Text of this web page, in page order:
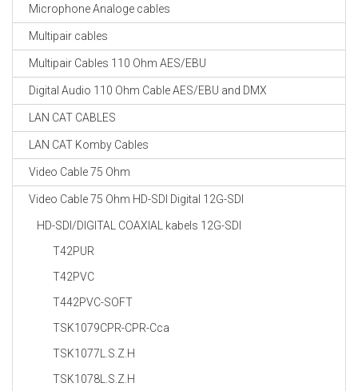
Microphone Analoge cables
Multipair cables
Multipair Cables 110 Ohm AES/EBU
Digital Audio 110 Ohm Cable AES/EBU and DMX
LAN CAT CABLES
LAN CAT Komby Cables
Video Cable 75 Ohm
Video Cable 75 Ohm HD-SDI Digital 12G-SDI
HD-SDI/DIGITAL COAXIAL kabels 12G-SDI
T42PUR
T42PVC
T442PVC-SOFT
TSK1079CPR-CPR-Cca
TSK1077L.S.Z.H
TSK1078L.S.Z.H